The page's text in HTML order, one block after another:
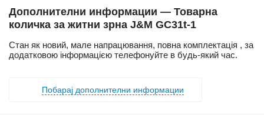
Дополнителни информации — Товарна
количка за житни зрна J&M GC31t-1
Стан як новий, мале напрацювання, повна комплектація , за
додатковою інформацією телефонуйте в будь-який час.
Побарај дополнителни информации